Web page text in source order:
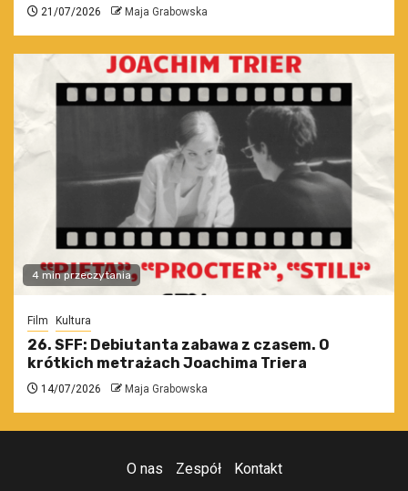
21/07/2026 Maja Grabowska
4 min przeczytania
Film Kultura
26. SFF: Debiutanta zabawa z czasem. O
krótkich metrażach Joachima Triera
14/07/2026 Maja Grabowska
O nas Zespół Kontakt